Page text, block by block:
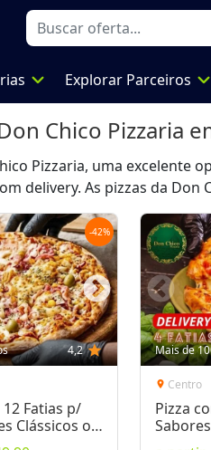
expand_more Explorar Parceiros expand_more
Chico Pizzaria
Pizzaria, uma excelente
delivery. As pizzas da
-42%
4,2 star
Fatias p/
Clássicos ou
Mais de
location_on Centro
Pizza